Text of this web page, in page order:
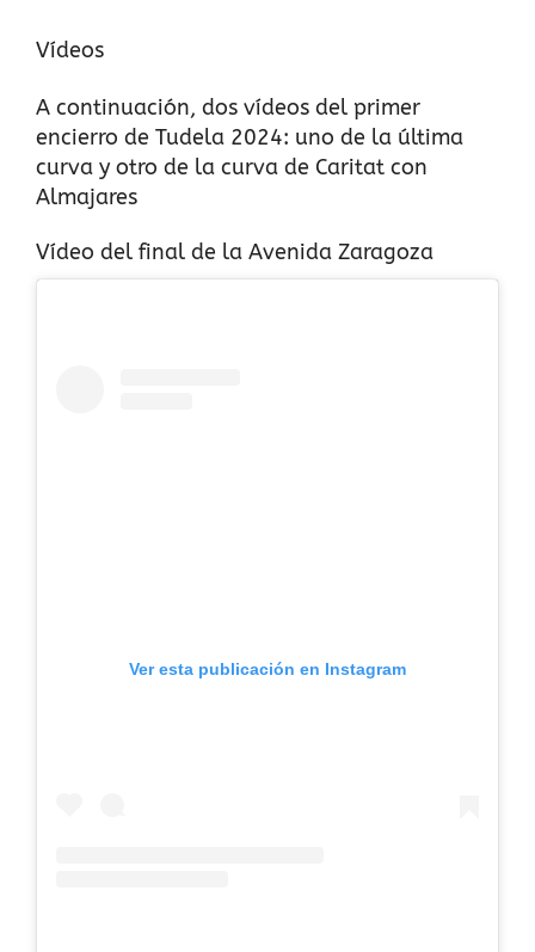
Vídeos
A continuación, dos vídeos del primer
encierro de Tudela 2024: uno de la última
curva y otro de la curva de Caritat con
Almajares
Vídeo del final de la Avenida Zaragoza
Ver esta publicación en Instagram